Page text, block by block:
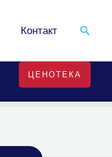
Контакт Search
ЦЕНОТЕКА